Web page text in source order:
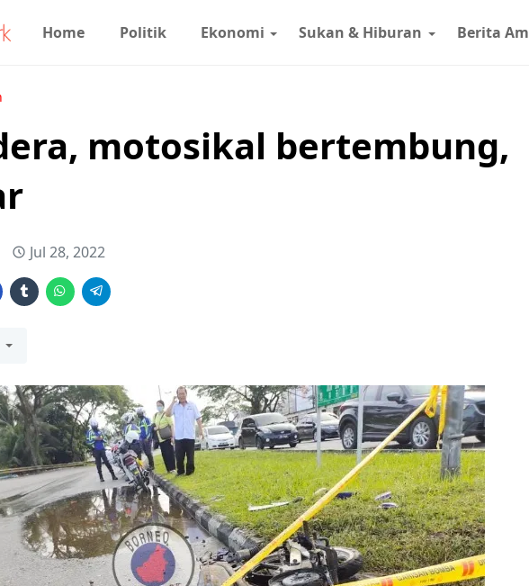
Home Politik Ekonomi Sukan & Hiburan Berita Am
motosikal bertembung,
Jul 28, 2022